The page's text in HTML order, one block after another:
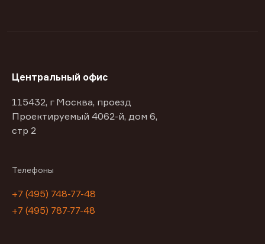
Центральный офис
115432, г Москва, проезд
Проектируемый 4062-й, дом 6,
стр 2
Телефоны
+7 (495) 748-77-48
+7 (495) 787-77-48